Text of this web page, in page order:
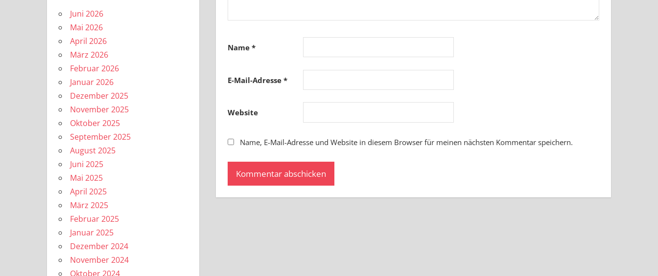
Name*
E-Mail-Adresse*
Website
Name, E-Mail-Adresse und Website in diesem Browser für meinen nächsten Kommentar speichern.
Juni 2026
Mai 2026
April 2026
März 2026
Februar 2026
Januar 2026
Dezember 2025
November 2025
Oktober 2025
September 2025
August 2025
Juni 2025
Mai 2025
April 2025
März 2025
Februar 2025
Januar 2025
Dezember 2024
November 2024
Oktober 2024